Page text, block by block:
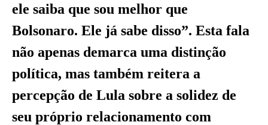
ele saiba que sou melhor que
Bolsonaro. Ele já sabe disso”. Esta fala
não apenas demarca uma distinção
política, mas também reitera a
percepção de Lula sobre a solidez de
seu próprio relacionamento com